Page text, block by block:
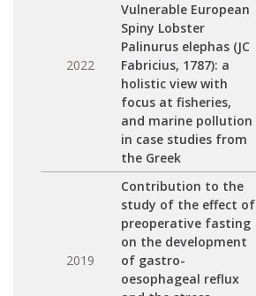
2022
Vulnerable European
Spiny Lobster
Palinurus elephas (JC
Fabricius, 1787): a
holistic view with
focus at fisheries,
and marine pollution
in case studies from
the Greek
2019
Contribution to the
study of the effect of
preoperative fasting
on the development
of gastro-
oesophageal reflux